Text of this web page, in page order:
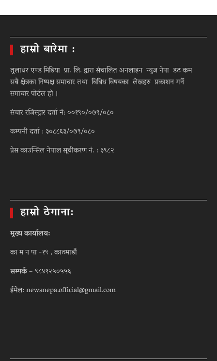
हाम्रो बारेमा :
तुलाधर एण्ड मिडिया प्रा. लि. द्वारा संचालित अनलाइन न्युज नेपा डट कम
सबै क्षेत्रका निष्पक्ष समाचार तथा बिबिध विषयका लेखहरु प्रकाशन गर्ने
समाचार पोर्टल हो ।
संचार रजिस्ट्रार दर्ता नं: ००१९०/०७९/०८०
कम्पनी दर्ता : ३०८८६३/०७९/०८०
प्रेस काउन्सिल नेपाल सूचीकरण नं. : ३९८२
हाम्रो ठेगाना:
मुख्य कार्यालय:
का म न पा -१९ , काठमाडौं
सम्पर्क –९८४१२५०५५६
ईमेल: newsnepa.official@gmail.com